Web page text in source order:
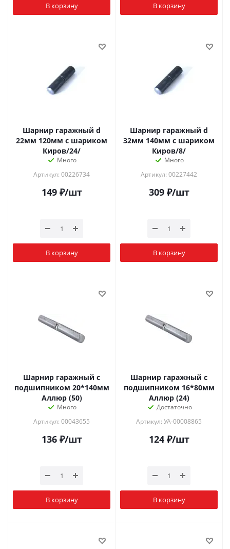
В корзину В корзину
Шарнир гаражный d
22мм 120мм с шариком
Киров/24/
Много
Артикул: 00226734
149₽/шт
В корзину
Шарнир гаражный d
32мм 140мм с шариком
Киров/8/
Много
Артикул: 00227442
309₽/шт
В корзину
Шарнир гаражный с
подшипником 20*140мм
Аллюр (50)
Много
Артикул: 00043655
136₽/шт
В корзину
Шарнир гаражный с
подшипником 16*80мм
Аллюр (24)
Достаточно
Артикул: УА-00008865
124₽/шт
В корзину